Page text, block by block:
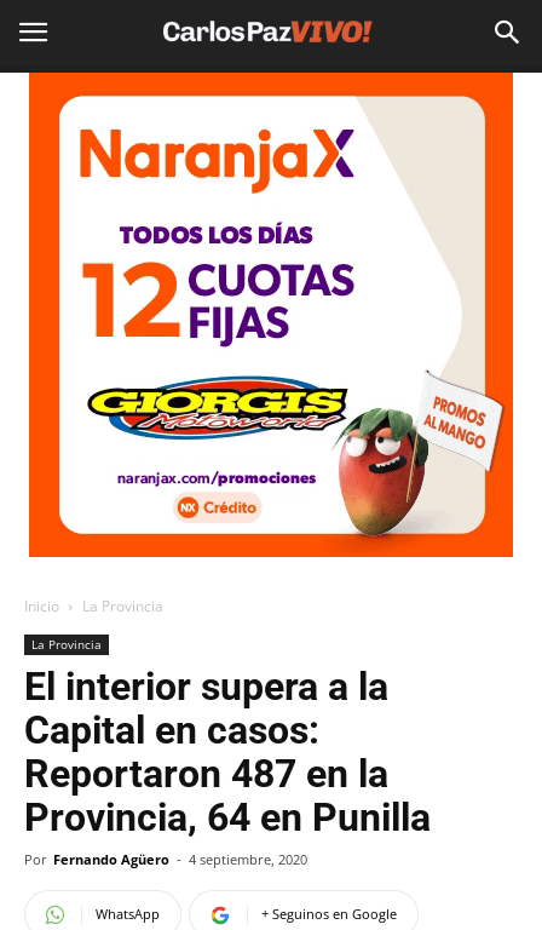
Inicio La Provincia
La Provincia
El interior supera a la
Capital en casos:
Reportaron 487 en la
Provincia, 64 en Punilla
Por Fernando Agüero - 4 septiembre, 2020
WhatsApp + Seguinos en Google